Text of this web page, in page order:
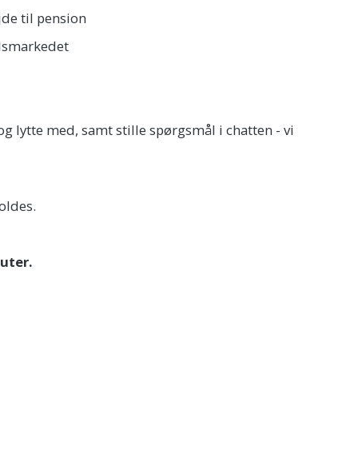
til pension
lytte med, samt stille spørgsmål i chatten - vi